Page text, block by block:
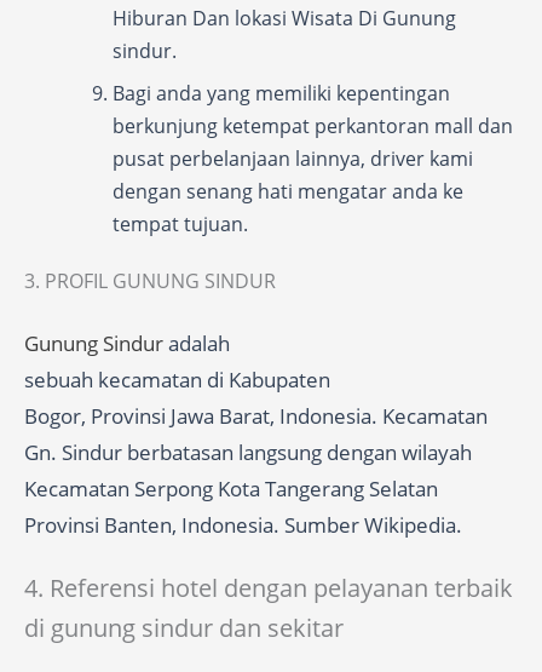
Hiburan Dan lokasi Wisata Di Gunung
sindur.
Bagi anda yang memiliki kepentingan
berkunjung ketempat perkantoran mall dan
pusat perbelanjaan lainnya, driver kami
dengan senang hati mengatar anda ke
tempat tujuan.
3. PROFIL GUNUNG SINDUR
Gunung Sinduradalah
sebuah kecamatan di Kabupaten
Bogor, Provinsi Jawa Barat, Indonesia. Kecamatan
Gn. Sindur berbatasan langsung dengan wilayah
Kecamatan Serpong Kota Tangerang Selatan
Provinsi Banten, Indonesia. Sumber Wikipedia.
4. Referensi hotel dengan pelayanan terbaik
di gunung sindur dan sekitar